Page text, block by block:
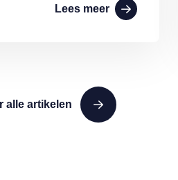
Lees meer
alle artikelen